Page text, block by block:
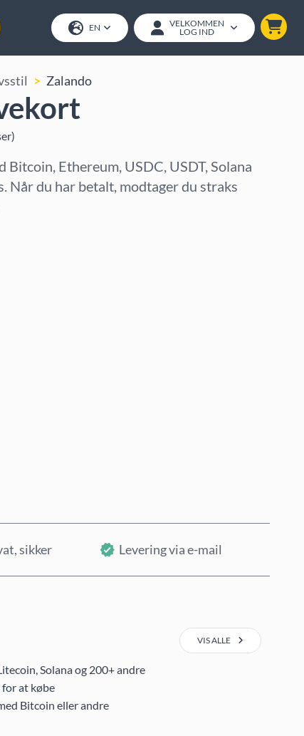
EN
VELKOMMEN
LOG IND
Zalando
)
Bitcoin, Ethereum, USDC, USDT, Solana
Når du har betalt, modtager du straks
sikker Levering via e-mail
Solana og 200+ andre
at købe
Bitcoin eller andre
VIS ALLE